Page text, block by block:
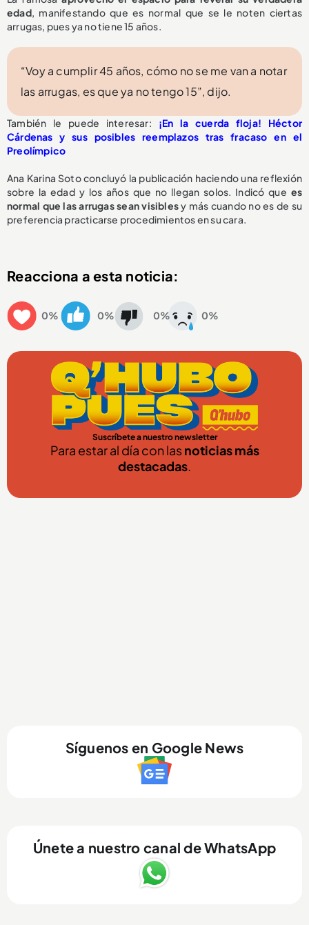
edad, manifestando que es normal que se le noten ciertas
arrugas, pues ya no tiene 15 años.
“Voy a cumplir 45 años, cómo no se me van a notar
las arrugas, es que ya no tengo 15”, dijo.
También le puede interesar: ¡En la cuerda floja! Héctor
Cárdenas y sus posibles reemplazos tras fracaso en el
Preolímpico
Ana Karina Soto concluyó la publicación haciendo una reflexión
sobre la edad y los años que no llegan solos. Indicó que es
normal que las arrugas sean visiblesy más cuando no es de su
preferencia practicarse procedimientos en su cara.
Reacciona a esta noticia:
0% 0% 0% 0%
Suscríbete a nuestro newsletter
Para estar al día con lasnoticias más
destacadas
Síguenos en Google News
Únete a nuestro canal de WhatsApp